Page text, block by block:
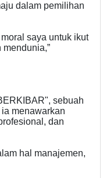
dalam pemilihan
saya untuk ikut
sebuah
menawarkan
dan
hal manajemen,